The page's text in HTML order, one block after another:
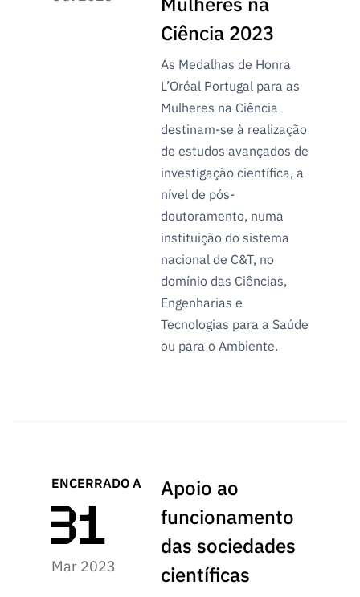
Ciência 2023
As Medalhas de Honra
L’Oréal Portugal para as
Mulheres na Ciência
destinam-se à realização
de estudos avançados de
investigação científica, a
nível de pós-
doutoramento, numa
instituição do sistema
nacional de C&T, no
domínio das Ciências,
Engenharias e
Tecnologias para a Saúde
ou para o Ambiente.
ENCERRADO A
Mar 2023
Apoio ao
funcionamento
das sociedades
científicas